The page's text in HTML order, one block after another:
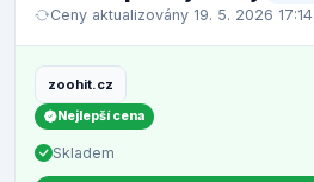
Ceny aktualizovány 19. 5. 2026 17:14
zoohit.cz
Nejlepší cena
Skladem